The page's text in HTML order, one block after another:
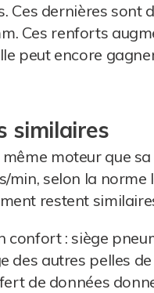
Ces dernières
Ces renforts
peut encore
similaires
moteur que
min, selon la
restent
confort : siège
des autres pelles
de données